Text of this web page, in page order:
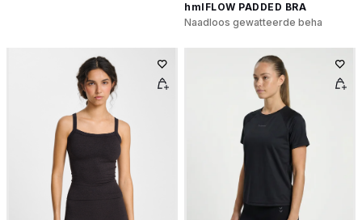
hmlFLOW PADDED BRA
Naadloos gewatteerde beha